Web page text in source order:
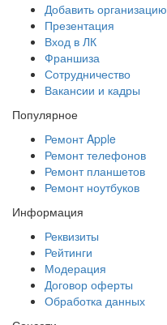
Добавить организацию
Презентация
Вход в ЛК
Франшиза
Сотрудничество
Вакансии и кадры
Популярное
Ремонт Apple
Ремонт телефонов
Ремонт планшетов
Ремонт ноутбуков
Информация
Реквизиты
Рейтинги
Модерация
Договор оферты
Обработка данных